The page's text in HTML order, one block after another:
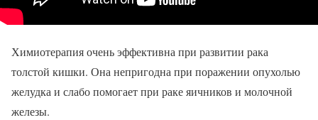
Химиотерапия очень эффективна при развитии рака
толстой кишки. Она непригодна при поражении опухолью
желудка и слабо помогает при раке яичников и молочной
железы.